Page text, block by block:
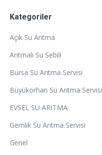
Kategoriler
Açık Su Arıtma
Arıtmalı Su Sebili
Bursa Su Arıtma Servisi
Büyükorhan Su Arıtma Servisi
EVSEL SU ARITMA
Gemlik Su Arıtma Servisi
Genel